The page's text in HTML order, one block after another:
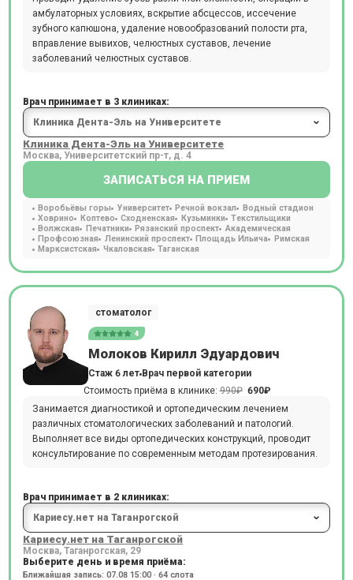
амбулаторных условиях, вскрытие абсцессов, иссечение
зубного капюшона, удаление новообразований полости рта,
вправление вывихов, челюстных суставов, лечение
заболеваний челюстных суставов.
Врач принимает в 3 клиниках:
Клиника Дента-Эль на Университете
Москва, Университетский пр-т, д. 4
ЗАПИСАТЬСЯ НА ПРИЕМ
Воробьёвы горы Университет Речной вокзал
Водный стадион
Ховрино
Коптево Сходненская Кузьминки
Текстильщики
Волжская
Печатники Рязанский проспект
Академическая
Профсоюзная
Ленинский проспект Площадь Ильича
Римская
Марксистская
Чкаловская Таганская
стоматолог
4
Молоков Кирилл Эдуардович
Стаж 6 лет Врач первой категории
Стоимость приёма в клинике:990₽ 690₽
Занимается диагностикой и ортопедическим лечением
различных стоматологических заболеваний и патологий.
Выполняет все виды ортопедических конструкций, проводит
консультирование по современным методам протезирования.
Врач принимает в 2 клиниках:
Кариесу.нет на Таганрогской
Москва, Таганрогская, 29
Выберите день и время приёма:
Ближайшая запись: 07.08 15:00 · 64 слота